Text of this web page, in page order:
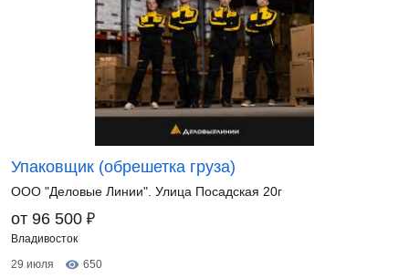
Упаковщик (обрешетка груза)
ООО "Деловые Линии". Улица Посадская 20г
от 96 500 ₽
Владивосток
29 июля
650